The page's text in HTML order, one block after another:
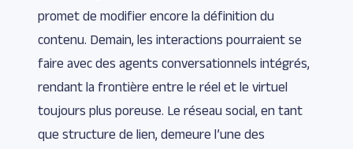
promet de modifier encore la définition du
contenu. Demain, les interactions pourraient se
faire avec des agents conversationnels intégrés,
rendant la frontière entre le réel et le virtuel
toujours plus poreuse. Le réseau social, en tant
que structure de lien, demeure l’une des